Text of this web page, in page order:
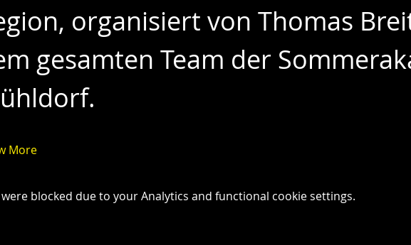
organisiert von Thomas
gesamten Team der
More
blocked due to your Analytics and functional cookie settings.